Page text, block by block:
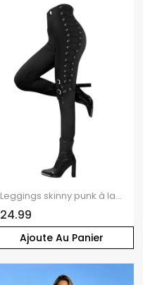
Ajoute Au Panier
Leggings skinny punk à lacets et boucle à œillets, taille élastique
24.99